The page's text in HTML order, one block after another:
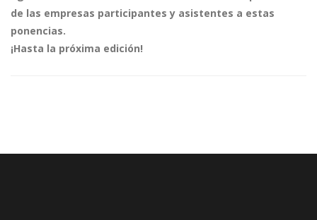
de las empresas participantes y asistentes a estas
ponencias.
¡Hasta la próxima edición!